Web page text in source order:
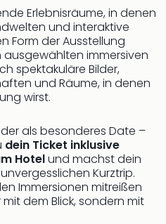
Erlebnisräume, in denen
und interaktive
Form der Ausstellung
ausgewählten immersiven
spektakuläre Bilder,
und Räume, in denen
wirst.
als besonderes Date –
dein Ticket inklusive
Hotelund machst dein
Kurztrip.
Immersionen mitreißen
dem Blick, sondern mit